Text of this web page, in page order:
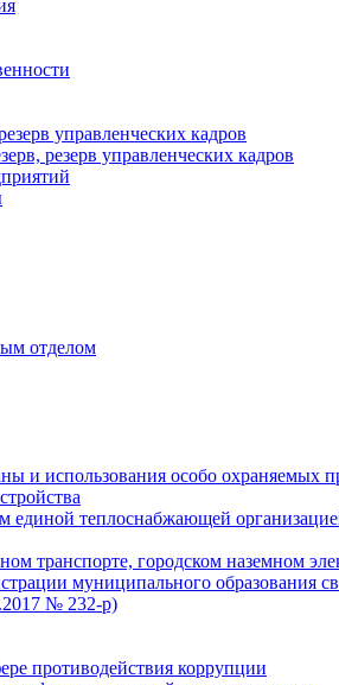
управленческих кадров
резерв управленческих кадров
отделом
и использования особо охраняемых
теплоснабжающей
транспорте, городском наземном
муниципального образования
№ 232-р)
противодействия коррупции